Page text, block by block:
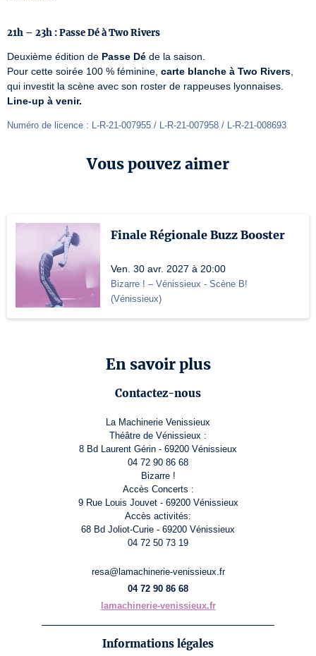
21h – 23h : Passe Dé à Two Rivers
Deuxième édition de Passe Dé de la saison.
Pour cette soirée 100 % féminine, carte blanche à Two Rivers
Line-up à venir.
Numéro de licence : L-R-21-007955 / L-R-21-007958 / L-R-21-008693
Vous pouvez aimer
Finale Régionale Buzz Booster
Ven. 30 avr. 2027 à 20:00
Bizarre ! – Vénissieux - Scène B!
(Vénissieux)
En savoir plus
Contactez-nous
La Machinerie Venissieux
Théâtre de Vénissieux :
8 Bd Laurent Gérin - 69200 Vénissieux
04 72 90 86 68
Bizarre !
Accès Concerts :
9 Rue Louis Jouvet - 69200 Vénissieux
Accès activités:
68 Bd Joliot-Curie - 69200 Vénissieux
04 72 50 73 19
resa@lamachinerie-venissieux.fr
04 72 90 86 68
lamachinerie-venissieux.fr
Informations légales